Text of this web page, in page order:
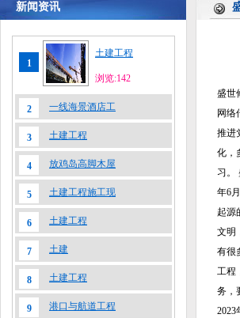
新闻资讯
1
土建工程
浏览:142
2 一线海景酒店工
3 土建工程
4 放鸡岛高脚木屋
5 土建工程施工现
6 土建工程
7 土建
8 土建工程
9 港口与航道工程
盛世
网络
推进
化，
习。
年6
起源
文明
有很
工程
务，
2023